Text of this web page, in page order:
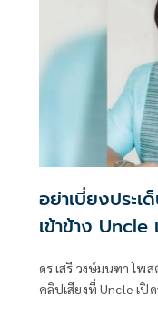
อย่าเบี่ยงประเ
เข้าข้าง
ดร.เสรี วงษ์มนฑา โพ
คลิปเสียงที่ Uncle เปิ